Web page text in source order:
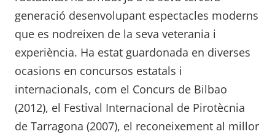
generació desenvolupant espectacles moderns
que es nodreixen de la seva veterania i
experiència. Ha estat guardonada en diverses
ocasions en concursos estatals i
internacionals, com el Concurs de Bilbao
(2012), el Festival Internacional de Pirotècnia
de Tarragona (2007), el reconeixement al millor